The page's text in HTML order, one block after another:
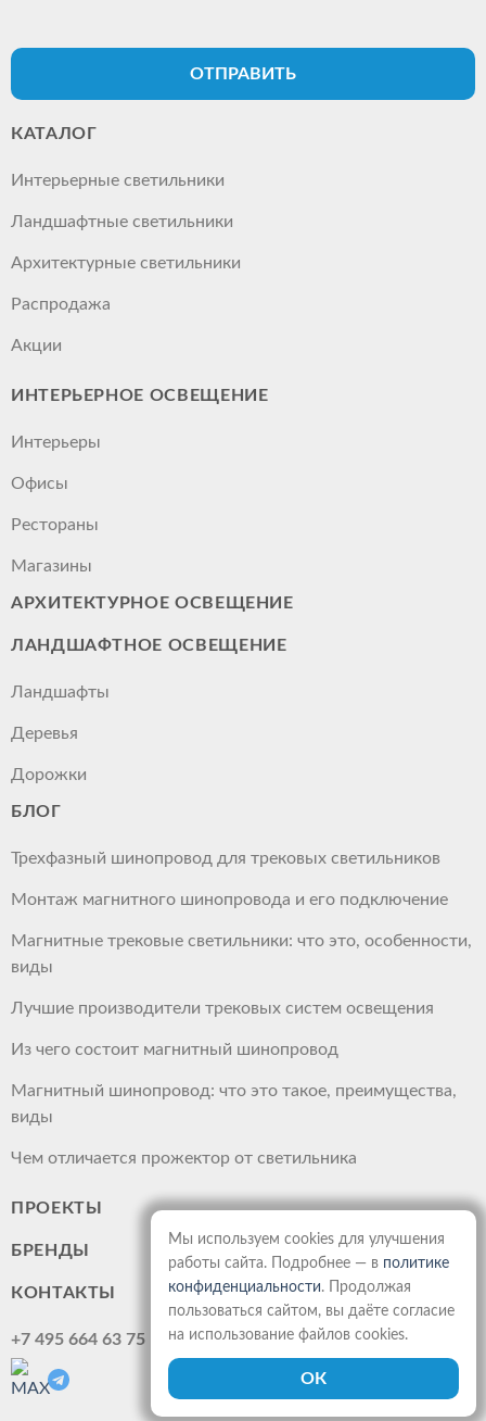
ОТПРАВИТЬ
КАТАЛОГ
Интерьерные светильники
Ландшафтные светильники
Архитектурные светильники
Распродажа
Акции
ИНТЕРЬЕРНОЕ ОСВЕЩЕНИЕ
Интерьеры
Офисы
Рестораны
Магазины
АРХИТЕКТУРНОЕ ОСВЕЩЕНИЕ
ЛАНДШАФТНОЕ ОСВЕЩЕНИЕ
Ландшафты
Деревья
Дорожки
БЛОГ
Трехфазный шинопровод для трековых светильников
Монтаж магнитного шинопровода и его подключение
Магнитные трековые светильники: что это, особенности,
виды
Лучшие производители трековых систем освещения
Из чего состоит магнитный шинопровод
Магнитный шинопровод: что это такое, преимущества,
виды
Чем отличается прожектор от светильника
ПРОЕКТЫ
БРЕНДЫ
КОНТАКТЫ
+7 495 664 63 75
Мы используем cookies для улучшения
работы сайта. Подробнее — в политике
конфиденциальности. Продолжая
пользоваться сайтом, вы даёте согласие
на использование файлов cookies.